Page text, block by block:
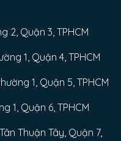
2, Quận 3, TPHCM
1, Quận 4, TPHCM
1, Quận 5, TPHCM
1, Quận 6, TPHCM
Thuận Tây, Quận 7,